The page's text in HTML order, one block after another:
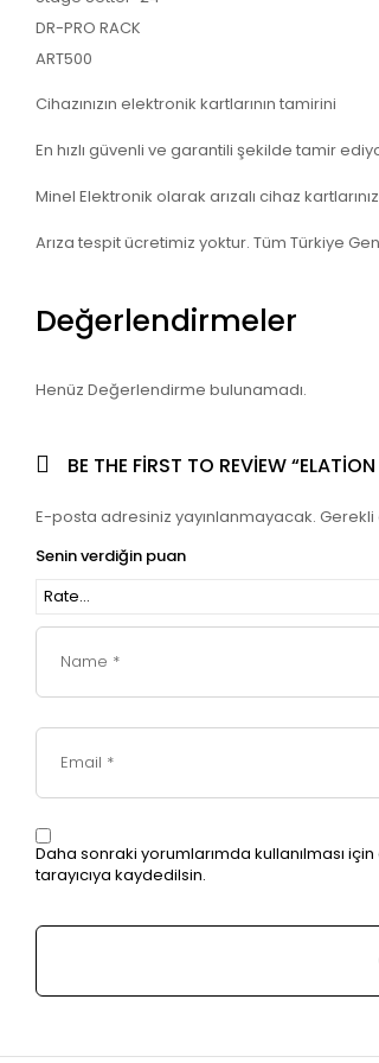
DR-PRO RACK
ART500
Cihazınızın elektronik kartlarının tamirini
En hızlı güvenli ve garantili şekilde tamir
Minel Elektronik olarak arızalı cihaz
Arıza tespit ücretimiz yoktur. Tüm Türkiye
Değerlendirmeler
Henüz Değerlendirme bulunamadı.
BE THE FIRST TO REVIEW
E-posta adresiniz yayınlanmayacak.
Senin verdiğin puan
Daha sonraki yorumlarımda kullanılması
tarayıcıya kaydedilsin.